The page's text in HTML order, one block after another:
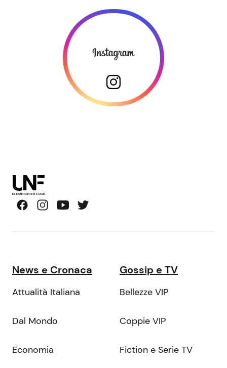
News e Cronaca
Attualità Italiana
Dal Mondo
Economia
Gossip e TV
Bellezze VIP
Coppie VIP
Fiction e Serie TV